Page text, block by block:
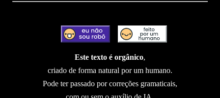
Este texto é orgânico,
criado de forma natural por um humano.
Pode ter passado por correções gramaticais,